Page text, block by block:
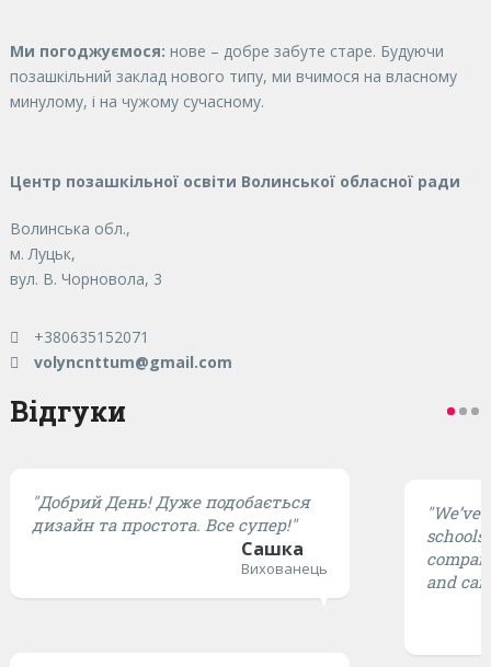
Ми погоджуємося: нове – добре забуте старе. Будуючи
позашкільний заклад нового типу, ми вчимося на власному
минулому, і на чужому сучасному.
Центр позашкільної освіти Волинської обласної ради
Волинська обл.,
м. Луцьк,
вул. В. Чорновола, 3
+380635152071
volyncnttum@gmail.com
Відгуки
"Добрий День! Дуже подобається
дизайн та простота. Все супер!"
Сашка
Вихованець
and